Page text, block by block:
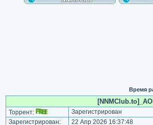
Время
Торрент:
Зарегистрирован
Зарегистрирован:
22 Апр 2026 16:37:48